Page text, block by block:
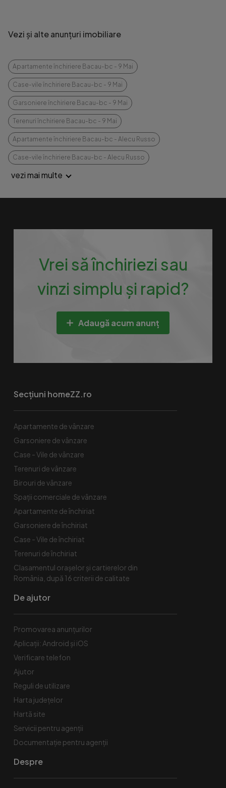
Vezi și alte anunțuri imobiliare
Apartamente închiriere Bacau-bc - 9 Mai
Case-vile închiriere Bacau-bc - 9 Mai
Garsoniere închiriere Bacau-bc - 9 Mai
Terenuri închiriere Bacau-bc - 9 Mai
Apartamente închiriere Bacau-bc - Alecu Russo
Case-vile închiriere Bacau-bc - Alecu Russo
vezi mai multe
Vrei să închiriezi sau
vinzi simplu și rapid?
Adaugă acum anunț
Secțiuni homeZZ.ro
Apartamente de vânzare
Garsoniere de vânzare
Case - Vile de vânzare
Terenuri de vânzare
Birouri de vânzare
Spaţii comerciale de vânzare
Apartamente de închiriat
Garsoniere de închiriat
Case - Vile de închiriat
Terenuri de închiriat
Clasamentul orașelor și cartierelor din
România, după 16 criterii de calitate
De ajutor
Promovarea anunțurilor
Aplicații: Android și iOS
Verificare telefon
Ajutor
Reguli de utilizare
Harta județelor
Hartă site
Servicii pentru agenții
Documentație pentru agenții
Despre